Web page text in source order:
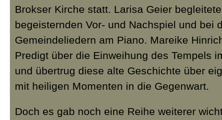
Brokser Kirche statt. Larisa Geier
begeisternden Vor- und Nachspiel und bei
Gemeindeliedern am Piano. Mareike
Predigt über die Einweihung des Tempels
und übertrug diese alte Geschichte über
mit heiligen Momenten in die Gegenwart.
Doch es gab noch eine Reihe weiterer